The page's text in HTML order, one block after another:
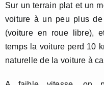
Sur un terrain plat et un
voiture à un peu plus
(voiture en roue libre),
temps la voiture perd 10
naturelle de la voiture à